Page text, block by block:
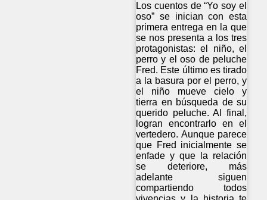
Los cuentos de “Yo soy el
oso” se inician con esta
primera entrega en la que
se nos presenta a los tres
protagonistas: el niño, el
perro y el oso de peluche
Fred. Este último es tirado
a la basura por el perro, y
el niño mueve cielo y
tierra en búsqueda de su
querido peluche. Al final,
logran encontrarlo en el
vertedero. Aunque parece
que Fred inicialmente se
enfade y que la relación
se deteriore, más
adelante siguen
compartiendo todos